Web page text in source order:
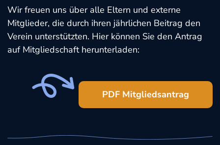
Wir freuen uns über alle Eltern und externe
Mitglieder, die durch ihren jährlichen Beitrag den
Verein unterstützten. Hier können Sie den Antrag
auf Mitgliedschaft herunterladen:
PDF Mitgliedsantrag